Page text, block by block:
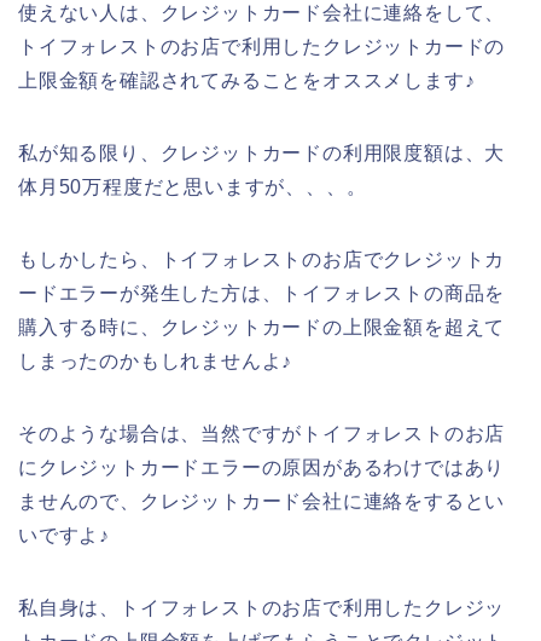
使えない人は、クレジットカード会社に連絡をして、
トイフォレストのお店で利用したクレジットカードの
上限金額を確認されてみることをオススメします♪
私が知る限り、クレジットカードの利用限度額は、大
体月50万程度だと思いますが、、、。
もしかしたら、トイフォレストのお店でクレジットカ
ードエラーが発生した方は、トイフォレストの商品を
購入する時に、クレジットカードの上限金額を超えて
しまったのかもしれませんよ♪
そのような場合は、当然ですがトイフォレストのお店
にクレジットカードエラーの原因があるわけではあり
ませんので、クレジットカード会社に連絡をするとい
いですよ♪
私自身は、トイフォレストのお店で利用したクレジッ